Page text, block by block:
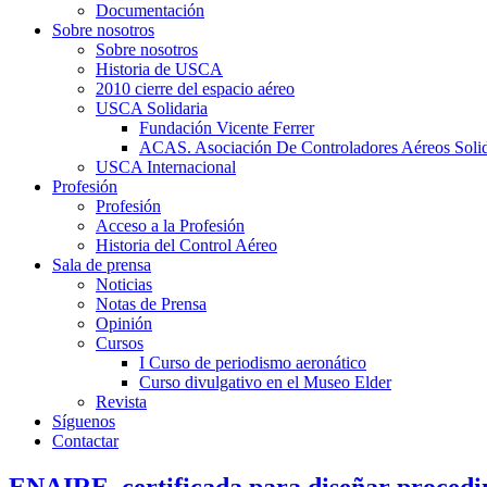
Documentación
Sobre nosotros
Sobre nosotros
Historia de USCA
2010 cierre del espacio aéreo
USCA Solidaria
Fundación Vicente Ferrer
ACAS. Asociación De Controladores Aéreos
USCA Internacional
Profesión
Profesión
Acceso a la Profesión
Historia del Control Aéreo
Sala de prensa
Noticias
Notas de Prensa
Opinión
Cursos
I Curso de periodismo aeronático
Curso divulgativo en el Museo Elder
Revista
Síguenos
Contactar